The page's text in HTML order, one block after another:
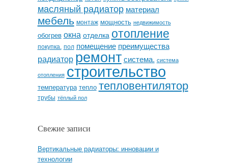
масляный радиатор материал
мебель монтаж мощность недвижимость
обогрев окна отделка отопление
покупка. пол помещение преимущества
радиатор ремонт система. система
отопления строительство
температура тепло тепловентилятор
трубы тёплый пол
Свежие записи
Вертикальные радиаторы: инновации и
технологии